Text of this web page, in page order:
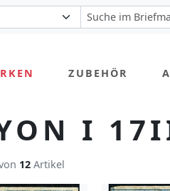
ZUBEHÖR
I
12 Artikel